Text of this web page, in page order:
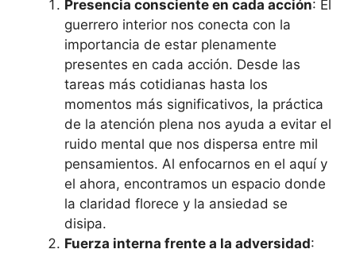
Presencia consciente en cada acción: El
guerrero interior nos conecta con la
importancia de estar plenamente
presentes en cada acción. Desde las
tareas más cotidianas hasta los
momentos más significativos, la práctica
de la atención plena nos ayuda a evitar el
ruido mental que nos dispersa entre mil
pensamientos. Al enfocarnos en el aquí y
el ahora, encontramos un espacio donde
la claridad florece y la ansiedad se
disipa.
Fuerza interna frente a la adversidad: